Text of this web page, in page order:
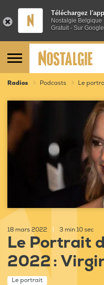
Téléchargez
Nostalgie Belgique
Gratuit - Sur
Radios Podcasts Le
18 mars 2022 3 min 10 sec
Le Portrait
2022 :
Le portrait